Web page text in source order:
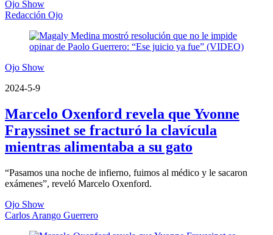
Ojo Show
Redacción Ojo
Ojo Show
2024-5-9
Marcelo Oxenford revela que Yvonne
Frayssinet se fracturó la clavícula
mientras alimentaba a su gato
“Pasamos una noche de infierno, fuimos al médico y le sacaron
exámenes”, reveló Marcelo Oxenford.
Ojo Show
Carlos Arango Guerrero